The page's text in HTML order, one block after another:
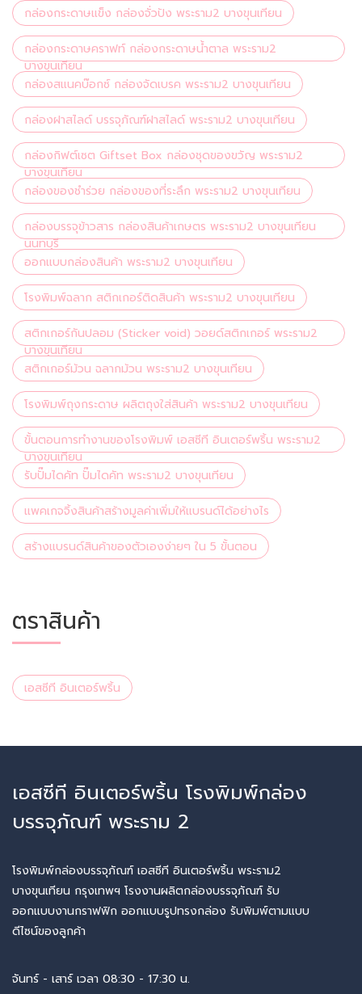
กล่องกระดาษแข็ง กล่องจั่วปัง พระราม2 บางขุนเทียน
กล่องกระดาษคราฟท์ กล่องกระดาษน้ำตาล พระราม2
บางขุนเทียน
กล่องสแนคบ๊อกซ์ กล่องจัดเบรค พระราม2 บางขุนเทียน
กล่องฝาสไลด์ บรรจุภัณฑ์ฝาสไลด์ พระราม2 บางขุนเทียน
กล่องกิฟต์เซต Giftset Box กล่องชุดของขวัญ พระราม2
บางขุนเทียน
กล่องของชำร่วย กล่องของที่ระลึก พระราม2 บางขุนเทียน
กล่องบรรจุข้าวสาร กล่องสินค้าเกษตร พระราม2 บางขุนเทียน
นนทบุรี
ออกแบบกล่องสินค้า พระราม2 บางขุนเทียน
โรงพิมพ์ฉลาก สติกเกอร์ติดสินค้า พระราม2 บางขุนเทียน
สติกเกอร์กันปลอม (Sticker void) วอยด์สติกเกอร์ พระราม2
บางขุนเทียน
สติกเกอร์ม้วน ฉลากม้วน พระราม2 บางขุนเทียน
โรงพิมพ์ถุงกระดาษ ผลิตถุงใส่สินค้า พระราม2 บางขุนเทียน
ขั้นตอนการทำงานของโรงพิมพ์ เอสซีที อินเตอร์พริ้น พระราม2
บางขุนเทียน
รับปั๊มไดคัท ปั๊มไดคัท พระราม2 บางขุนเทียน
แพคเกจจิ้งสินค้าสร้างมูลค่าเพิ่มให้แบรนด์ได้อย่างไร
สร้างแบรนด์สินค้าของตัวเองง่ายๆ ใน 5 ขั้นตอน
ตราสินค้า
เอสซีที อินเตอร์พริ้น
เอสซีที อินเตอร์พริ้น โรงพิมพ์กล่อง
บรรจุภัณฑ์ พระราม 2
โรงพิมพ์กล่องบรรจุภัณฑ์ เอสซีที อินเตอร์พริ้น พระราม2
บางขุนเทียน กรุงเทพฯ โรงงานผลิตกล่องบรรจุภัณฑ์ รับ
ออกแบบงานกราฟฟิก ออกแบบรูปทรงกล่อง รับพิมพ์ตามแบบ
ดีไซน์ของลูกค้า
จันทร์ - เสาร์ เวลา 08:30 - 17:30 น.